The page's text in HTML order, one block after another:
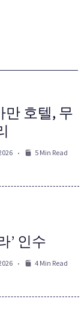
만 호텔, 무
5 Min Read
’ 인수
4 Min Read